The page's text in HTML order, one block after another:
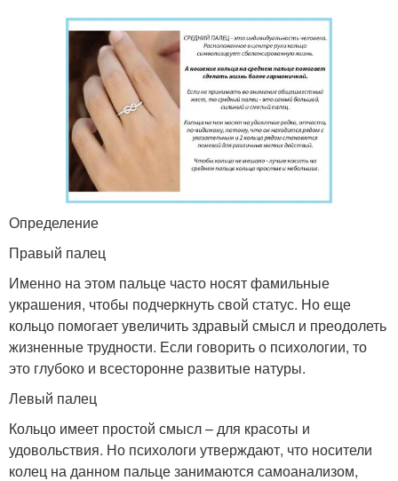
Определение
Правый палец
Именно на этом пальце часто носят фамильные
украшения, чтобы подчеркнуть свой статус. Но еще
кольцо помогает увеличить здравый смысл и преодолеть
жизненные трудности. Если говорить о психологии, то
это глубоко и всесторонне развитые натуры.
Левый палец
Кольцо имеет простой смысл – для красоты и
удовольствия. Но психологи утверждают, что носители
колец на данном пальце занимаются самоанализом,